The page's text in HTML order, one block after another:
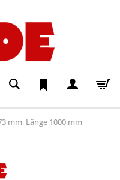
mm, Länge 1000 mm